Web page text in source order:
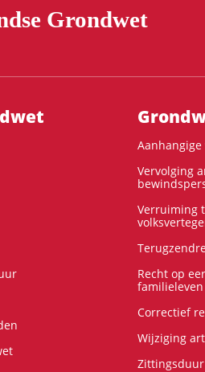
Grondwet
Vervolging
Verruiming
Recht op
familieleven
Correctief
Wijziging
Zittingsduur